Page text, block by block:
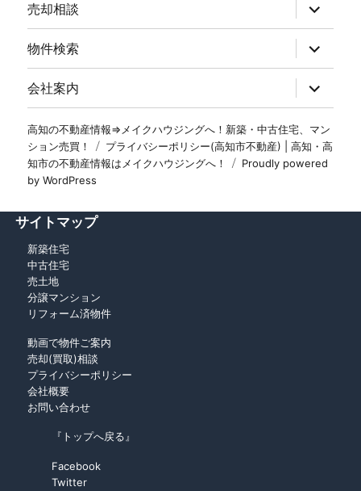
売却相談
物件検索
会社案内
高知の不動産情報⇒メイクハウジングへ！新築・中古住宅、マン
ション売買！
プライバシーポリシー(高知市不動産) | 高知・高
知市の不動産情報はメイクハウジングへ！
Proudly powered
by WordPress
サイトマップ
新築住宅
中古住宅
売土地
分譲マンション
リフォーム済物件
動画で物件ご案内
売却(買取)相談
プライバシーポリシー
会社概要
お問い合わせ
『トップへ戻る』
Facebook
Twitter